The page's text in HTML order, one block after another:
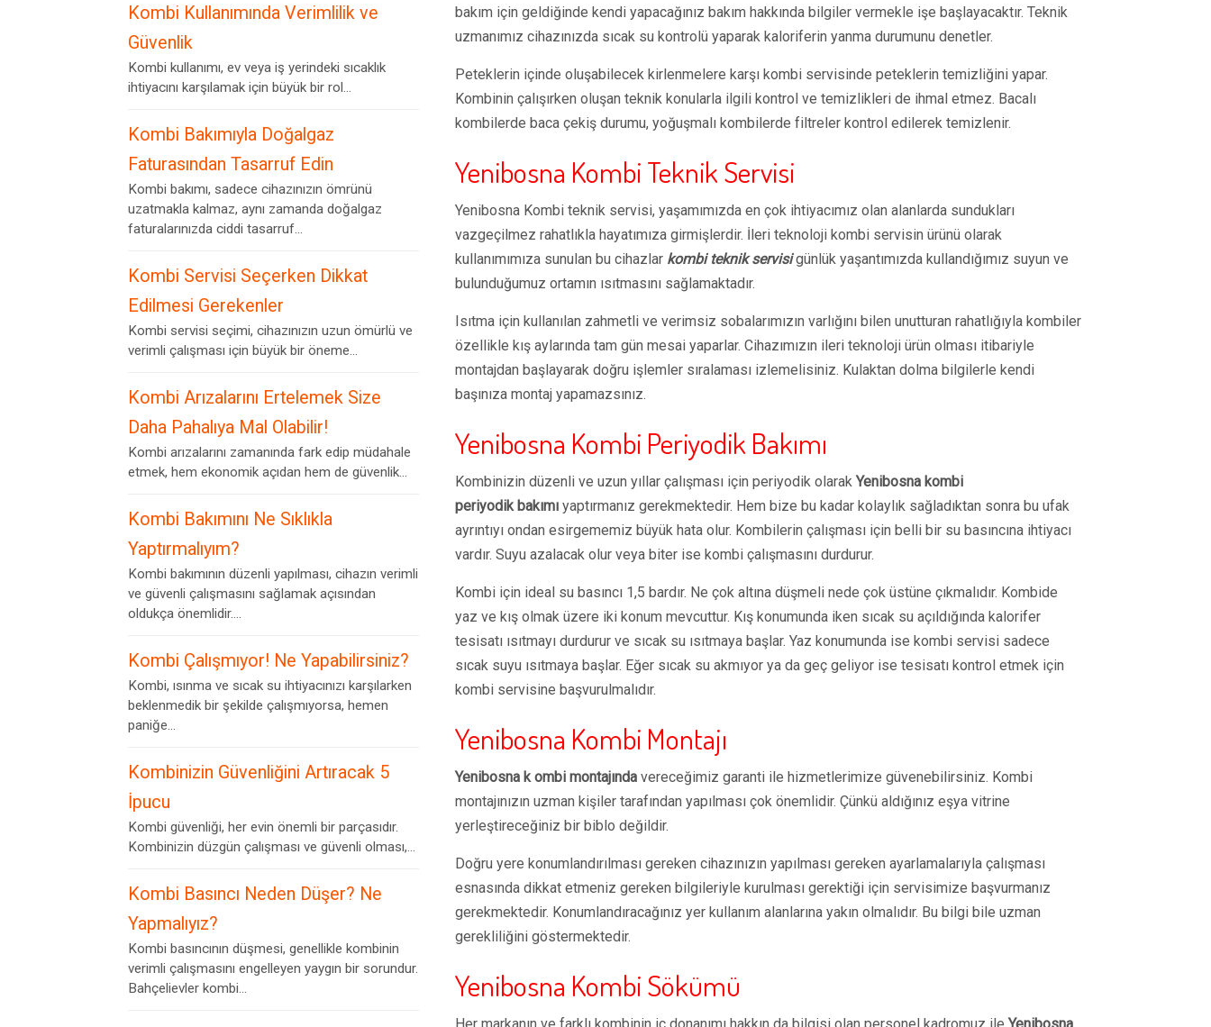
bakım için geldiğinde kendi yapacağınız bakım hakkında bilgiler vermekle işe başlayacaktır. Teknik
uzmanımız cihazınızda sıcak su kontrolü yaparak kaloriferin yanma durumunu denetler.
Peteklerin içinde oluşabilecek kirlenmelere karşı kombi servisinde peteklerin temizliğini yapar.
Kombinin çalışırken oluşan teknik konularla ilgili kontrol ve temizlikleri de ihmal etmez. Bacalı
kombilerde baca çekiş durumu, yoğuşmalı kombilerde filtreler kontrol edilerek temizlenir.
Yenibosna Kombi Teknik Servisi
Yenibosna Kombi teknik servisi, yaşamımızda en çok ihtiyacımız olan alanlarda sundukları
vazgeçilmez rahatlıkla hayatımıza girmişlerdir. İleri teknoloji kombi servisin ürünü olarak
kullanımımıza sunulan bu cihazlar kombi teknik servisigünlük yaşantımızda kullandığımız suyun ve
bulunduğumuz ortamın ısıtmasını sağlamaktadır.
Isıtma için kullanılan zahmetli ve verimsiz sobalarımızın varlığını bilen unutturan rahatlığıyla kombiler
özellikle kış aylarında tam gün mesai yaparlar. Cihazımızın ileri teknoloji ürün olması itibariyle
montajdan başlayarak doğru işlemler sıralaması izlemelisiniz. Kulaktan dolma bilgilerle kendi
başınıza montaj yapamazsınız.
Yenibosna Kombi Periyodik Bakımı
Kombinizin düzenli ve uzun yıllar çalışması için periyodik olarakYenibosna kombi
periyodik bakımı yaptırmanız gerekmektedir. Hem bize bu kadar kolaylık sağladıktan sonra bu ufak
ayrıntıyı ondan esirgememiz büyük hata olur. Kombilerin çalışması için belli bir su basıncına ihtiyacı
vardır. Suyu azalacak olur veya biter ise kombi çalışmasını durdurur.
Kombi için ideal su basıncı 1,5 bardır. Ne çok altına düşmeli nede çok üstüne çıkmalıdır. Kombide
yaz ve kış olmak üzere iki konum mevcuttur. Kış konumunda iken sıcak su açıldığında kalorifer
tesisatı ısıtmayı durdurur ve sıcak su ısıtmaya başlar. Yaz konumunda ise kombi servisi sadece
sıcak suyu ısıtmaya başlar. Eğer sıcak su akmıyor ya da geç geliyor ise tesisatı kontrol etmek için
kombi servisine başvurulmalıdır.
Yenibosna Kombi Montajı
Yenibosna k ombi montajında vereceğimiz garanti ile hizmetlerimize güvenebilirsiniz. Kombi
montajınızın uzman kişiler tarafından yapılması çok önemlidir. Çünkü aldığınız eşya vitrine
yerleştireceğiniz bir biblo değildir.
Doğru yere konumlandırılması gereken cihazınızın yapılması gereken ayarlamalarıyla çalışması
esnasında dikkat etmeniz gereken bilgileriyle kurulması gerektiği için servisimize başvurmanız
gerekmektedir. Konumlandıracağınız yer kullanım alanlarına yakın olmalıdır. Bu bilgi bile uzman
gerekliliğini göstermektedir.
Yenibosna Kombi Sökümü
Kombi Kullanımında Verimlilik ve
Güvenlik
Kombi kullanımı, ev veya iş yerindeki sıcaklık
ihtiyacını karşılamak için büyük bir rol...
Kombi Bakımıyla Doğalgaz
Faturasından Tasarruf Edin
Kombi bakımı, sadece cihazınızın ömrünü
uzatmakla kalmaz, aynı zamanda doğalgaz
faturalarınızda ciddi tasarruf...
Kombi Servisi Seçerken Dikkat
Edilmesi Gerekenler
Kombi servisi seçimi, cihazınızın uzun ömürlü ve
verimli çalışması için büyük bir öneme...
Kombi Arızalarını Ertelemek Size
Daha Pahalıya Mal Olabilir!
Kombi arızalarını zamanında fark edip müdahale
etmek, hem ekonomik açıdan hem de güvenlik...
Kombi Bakımını Ne Sıklıkla
Yaptırmalıyım?
Kombi bakımının düzenli yapılması, cihazın verimli
ve güvenli çalışmasını sağlamak açısından
oldukça önemlidir....
Kombi Çalışmıyor! Ne Yapabilirsiniz?
Kombi, ısınma ve sıcak su ihtiyacınızı karşılarken
beklenmedik bir şekilde çalışmıyorsa, hemen
paniğe...
Kombinizin Güvenliğini Artıracak 5
İpucu
Kombi güvenliği, her evin önemli bir parçasıdır.
Kombinizin düzgün çalışması ve güvenli olması,...
Kombi Basıncı Neden Düşer? Ne
Yapmalıyız?
Kombi basıncının düşmesi, genellikle kombinin
verimli çalışmasını engelleyen yaygın bir sorundur.
Bahçelievler kombi...